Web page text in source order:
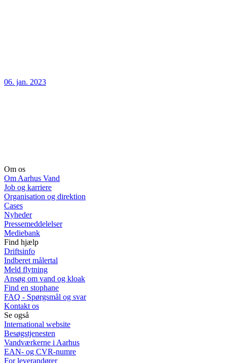
06. jan. 2023
Om os
Om Aarhus Vand
Job og karriere
Organisation og direktion
Cases
Nyheder
Pressemeddelelser
Mediebank
Find hjælp
Driftsinfo
Indberet målertal
Meld flytning
Ansøg om vand og kloak
Find en stophane
FAQ - Spørgsmål og svar
Kontakt os
Se også
International website
Besøgstjenesten
Vandværkerne i Aarhus
EAN- og CVR-numre
For leverandører